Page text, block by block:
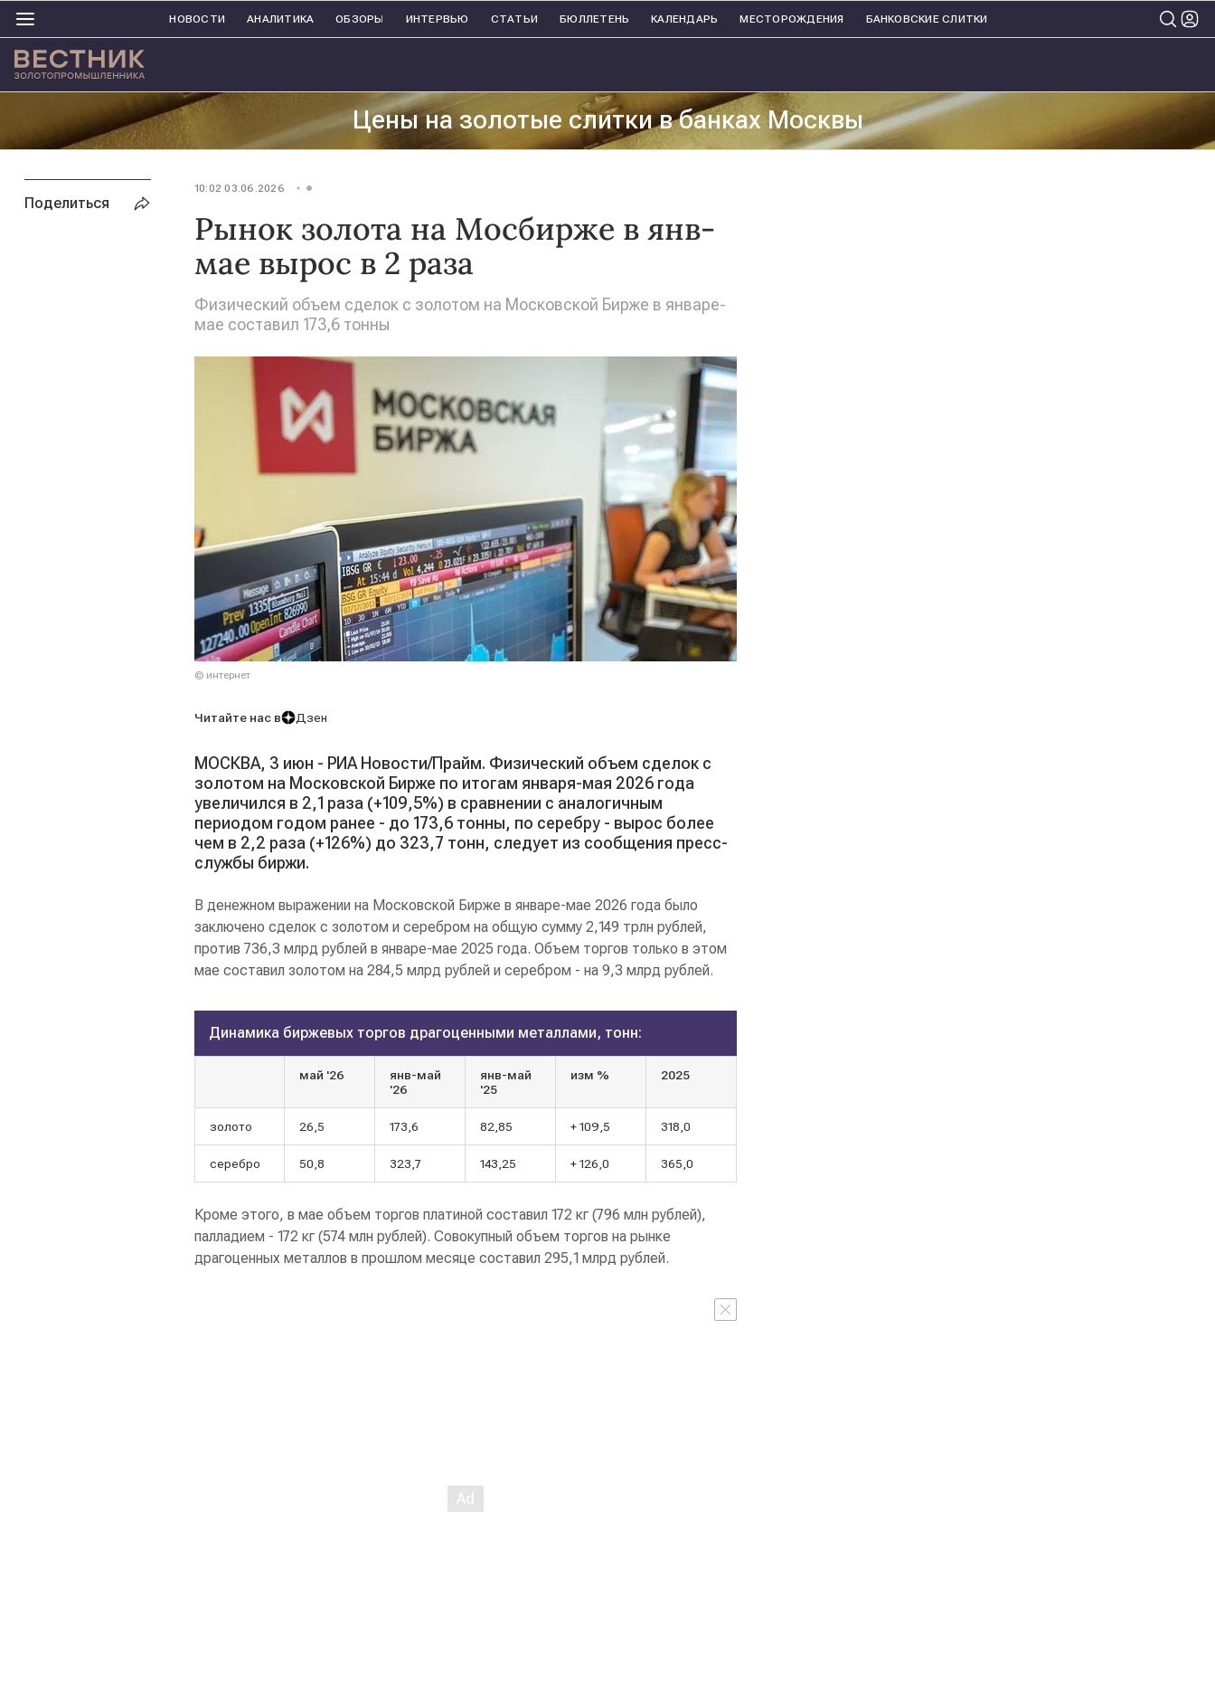
НОВОСТИ АНАЛИТИКА ОБЗОРЫ ИНТЕРВЬЮ СТАТЬИ БЮЛЛЕТЕНЬ КАЛЕНДАРЬ МЕСТОРОЖДЕНИЯ БАНКОВСКИЕ СЛИТКИ
Цены на золотые слитки в банках Москвы
10:02 03.06.2026
Рынок золота на Мосбирже в янв-
мае вырос в 2 раза
Физический объем сделок с золотом на Московской Бирже в январе-
мае составил 173,6 тонны
© интернет
Читайте нас в Дзен
МОСКВА, 3 июн - РИА Новости/Прайм. Физический объем сделок с
золотом на Московской Бирже по итогам января-мая 2026 года
увеличился в 2,1 раза (+109,5%) в сравнении с аналогичным
периодом годом ранее - до 173,6 тонны, по серебру - вырос более
чем в 2,2 раза (+126%) до 323,7 тонн, следует из сообщения пресс-
службы биржи.
В денежном выражении на Московской Бирже в январе-мае 2026 года было
заключено сделок с золотом и серебром на общую сумму 2,149 трлн рублей,
против 736,3 млрд рублей в январе-мае 2025 года. Объем торгов только в этом
мае составил золотом на 284,5 млрд рублей и серебром - на 9,3 млрд рублей.
Динамика биржевых торгов драгоценными металлами, тонн:
май '26
янв-май
'26
янв-май
'25
изм % 2025
золото 26,5 173,6 82,85 + 109,5 318,0
серебро 50,8 323,7 143,25 + 126,0 365,0
Кроме этого, в мае объем торгов платиной составил 172 кг (796 млн рублей),
палладием - 172 кг (574 млн рублей). Совокупный объем торгов на рынке
драгоценных металлов в прошлом месяце составил 295,1 млрд рублей.
Поделиться